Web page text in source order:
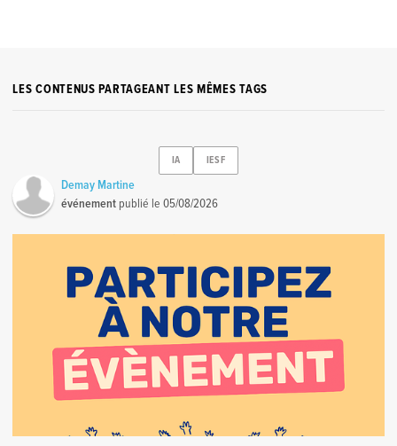
LES CONTENUS PARTAGEANT LES MÊMES TAGS
IA IESF
Demay Martine
événement publié le05/08/2026